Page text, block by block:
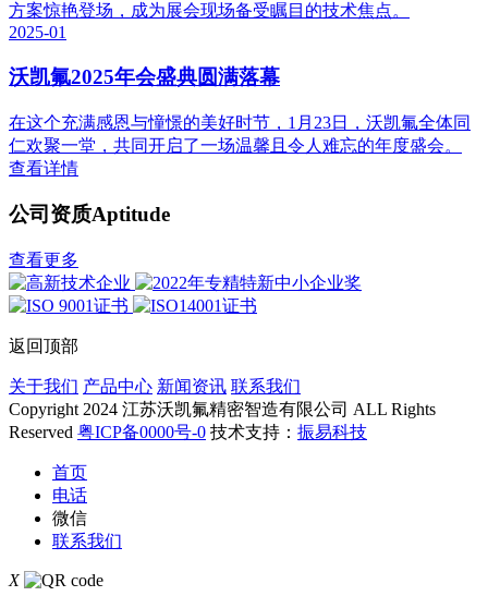
方案惊艳登场，成为展会现场备受瞩目的技术焦点。
2025-01
沃凯氟2025年会盛典圆满落幕
在这个充满感恩与憧憬的美好时节，1月23日，沃凯氟全体同
仁欢聚一堂，共同开启了一场温馨且令人难忘的年度盛会。
查看详情
公司资质Aptitude
查看更多
返回顶部
关于我们 产品中心 新闻资讯 联系我们
Copyright 2024 江苏沃凯氟精密智造有限公司 ALL Rights
Reserved 粤ICP备0000号-0 技术支持： 振易科技
首页
电话
微信
联系我们
X